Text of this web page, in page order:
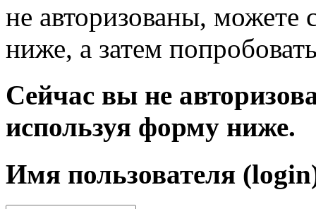
не авторизованы, можете
ниже, а затем
Сейчас вы не
используя форму ниже.
Имя пользователя